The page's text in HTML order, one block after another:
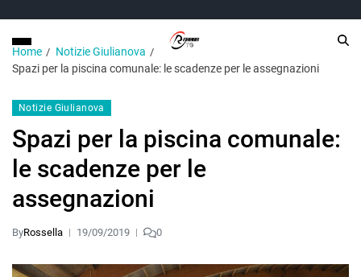
Home
Notizie Giulianova
Spazi per la piscina comunale: le scadenze per le assegnazioni
Notizie Giulianova
Spazi per la piscina comunale:
le scadenze per le
assegnazioni
ByRossella 19/09/2019 0